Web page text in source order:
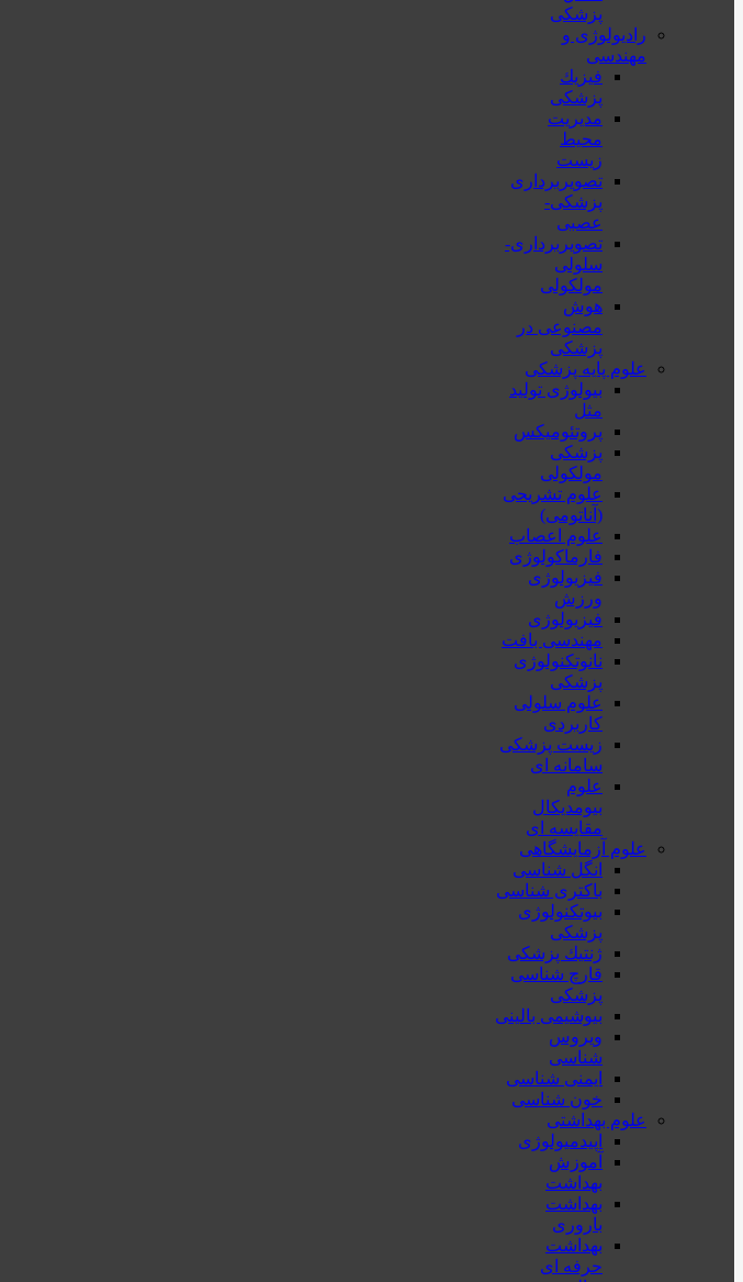
پزشکی
رادیولوژی و
مهندسی
فيزيك
پزشکی
مدیریت
محیط
زیست
تصویربرداری
پزشکی-
عصبی
تصویربرداری-
سلولی
مولکولی
هوش
مصنوعی در
پزشکی
علوم پایه پزشکی
بیولوژی تولید
مثل
پروتئومیکس
پزشکی
مولکولی
علوم تشریحی
(آناتومی)
علوم اعصاب
فارماکولوژی
فیزیولوژی
ورزش
فیزیولوژی
مهندسی بافت
نانوتکنولوژی
پزشکی
علوم سلولی
کاربردی
زیست پزشکی
سامانه ای
علوم
بیومدیکال
مقایسه ای
علوم آزمایشگاهی
انگل شناسی
باکتری شناسی
بیوتکنولوژی
پزشکی
ژنتيك پزشکی
قارچ شناسی
پزشكی
بیوشیمی بالینی
ویروس
شناسی
ایمنی شناسی
خون شناسی
علوم بهداشتی
اپیدمیولوژی
آموزش
بهداشت
بهداشت
باروری
بهداشت
حرفه ای